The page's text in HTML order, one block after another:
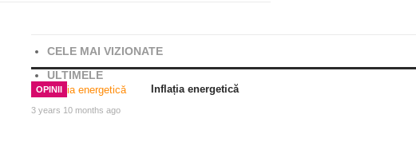
CELE MAI VIZIONATE
ULTIMELE
OPINII
3 years 10 months ago
Inflația energetică